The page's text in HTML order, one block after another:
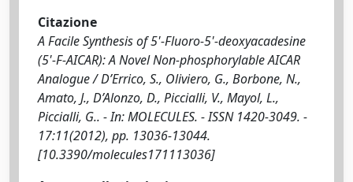
Citazione
A Facile Synthesis of 5'-Fluoro-5'-deoxyacadesine
(5'-F-AICAR): A Novel Non-phosphorylable AICAR
Analogue / D’Errico, S., Oliviero, G., Borbone, N.,
Amato, J., D’Alonzo, D., Piccialli, V., Mayol, L.,
Piccialli, G.. - In: MOLECULES. - ISSN 1420-3049. -
17:11(2012), pp. 13036-13044.
[10.3390/molecules171113036]